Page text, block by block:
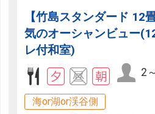
【竹島スタンダード 12
気のオーシャンビュー
レ付和室)
2
海or湖or渓谷側